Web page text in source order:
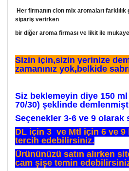
Her firmanın clon mix aromaları
sipariş verirken
bir diğer aroma firması ve likit ile
Sizin için,sizin yerinize
zamanınız yok,belkide
Siz beklemeyin diye 150
70/30) şeklinde
Seçenekler 3-6 ve 9 olarak
DL için 3 ve Mtl için 6 ve 9
tercih edebilirsiniz.
Ürününüzü satın alırken
cam şişe temin